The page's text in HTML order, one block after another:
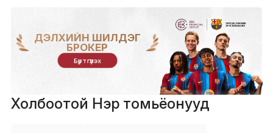
ДЭЛХИЙН ШИЛДЭГ
БРОКЕР
Бүртгүүлэх
Холбоотой Нэр томьёонууд